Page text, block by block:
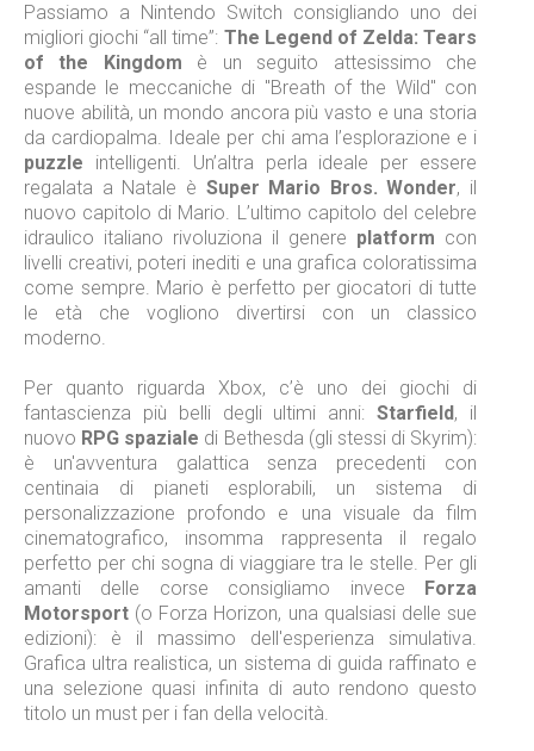
Passiamo a Nintendo Switch consigliando uno dei
migliori giochi “all time”: The Legend of Zelda: Tears
of the Kingdom è un seguito attesissimo che
espande le meccaniche di "Breath of the Wild" con
nuove abilità, un mondo ancora più vasto e una storia
da cardiopalma. Ideale per chi ama l’esplorazione e i
puzzle intelligenti. Un’altra perla ideale per essere
regalata a Natale è Super Mario Bros. Wonder, il
nuovo capitolo di Mario. L’ultimo capitolo del celebre
idraulico italiano rivoluziona il genere platform con
livelli creativi, poteri inediti e una grafica coloratissima
come sempre. Mario è perfetto per giocatori di tutte
le età che vogliono divertirsi con un classico
moderno.
Per quanto riguarda Xbox, c’è uno dei giochi di
fantascienza più belli degli ultimi anni:Starfield , il
nuovo RPG spaziale di Bethesda (gli stessi di Skyrim):
è un'avventura galattica senza precedenti con
centinaia di pianeti esplorabili, un sistema di
personalizzazione profondo e una visuale da film
cinematografico, insomma rappresenta il regalo
perfetto per chi sogna di viaggiare tra le stelle. Per gli
amanti delle corse consigliamo invece
Forza
Motorsport (o Forza Horizon, una qualsiasi delle sue
edizioni): è il massimo dell'esperienza simulativa.
Grafica ultra realistica, un sistema di guida raffinato e
una selezione quasi infinita di auto rendono questo
titolo un must per i fan della velocità.